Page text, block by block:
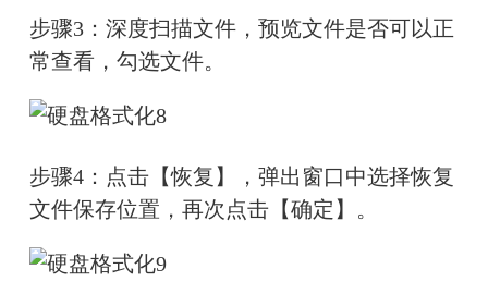
步骤3：深度扫描文件，预览文件是否可以正
常查看，勾选文件。
步骤4：点击【恢复】，弹出窗口中选择恢复
文件保存位置，再次点击【确定】。